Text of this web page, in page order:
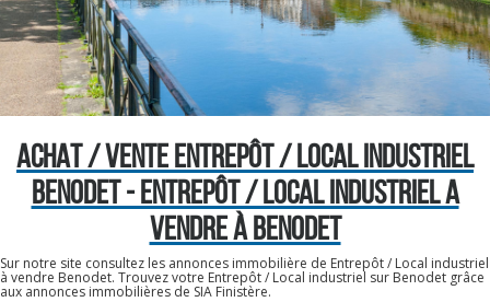
ACHAT / VENTE ENTREPÔT / LOCAL INDUSTRIEL
BENODET - ENTREPÔT / LOCAL INDUSTRIEL A
VENDRE À BENODET
Sur notre site consultez les annonces immobilière de Entrepôt / Local industriel
à vendre Benodet. Trouvez votre Entrepôt / Local industriel sur Benodet grâce
aux annonces immobilières de SIA Finistère.